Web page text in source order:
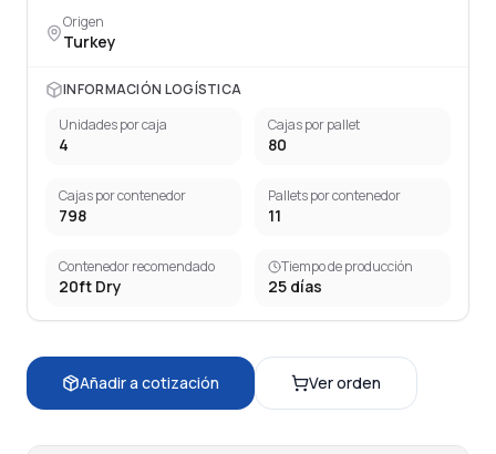
Origen
Turkey
INFORMACIÓN LOGÍSTICA
Unidades por caja
4
Cajas por pallet
80
Cajas por contenedor
798
Pallets por contenedor
11
Contenedor recomendado
20ft Dry
Tiempo de producción
25 días
Añadir a cotización Ver orden